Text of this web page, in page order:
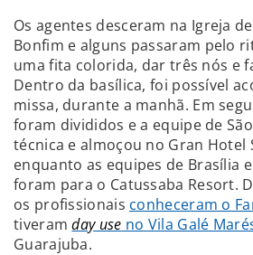
Os agentes desceram na Igreja
Bonfim e alguns passaram pelo
uma fita colorida, dar três nós e
Dentro da basílica, foi possível
missa, durante a manhã. Em
foram divididos e a equipe de
técnica e almoçou no Gran Hotel
enquanto as equipes de Brasília
foram para o Catussaba Resort.
os profissionais conheceram o
tiveramday use no Vila Galé
Guarajuba.